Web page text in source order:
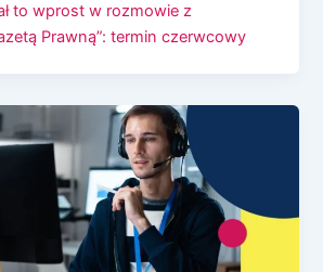
to wprost w rozmowie z
Prawną”: termin czerwcowy